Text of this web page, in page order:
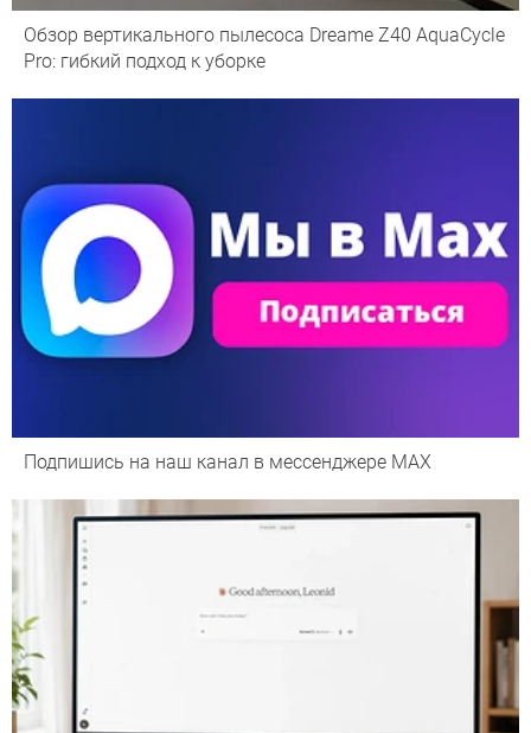
Обзор вертикального пылесоса Dreame Z40 AquaCycle
Pro: гибкий подход к уборке
Подпишись на наш канал в мессенджере МАХ